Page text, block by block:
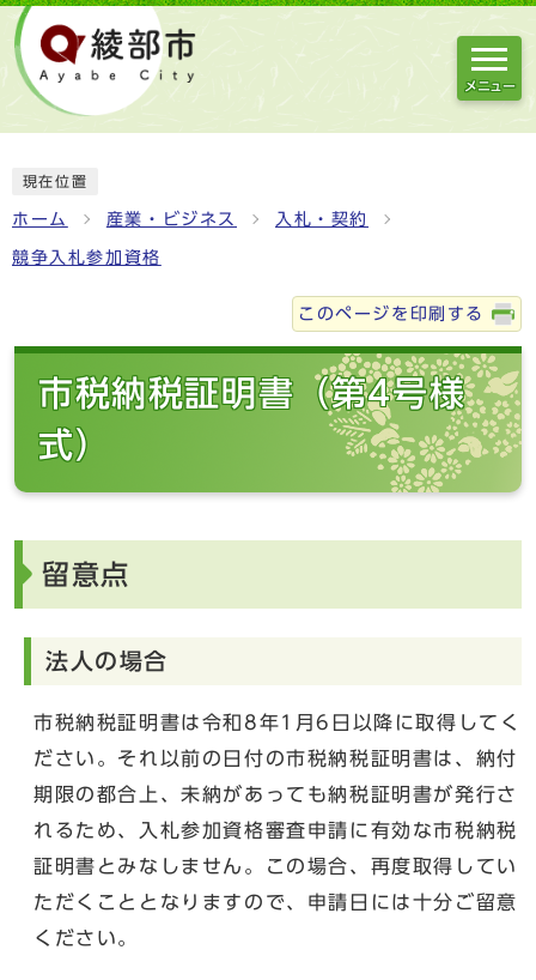
メニュー
現在位置
ホーム 産業・ビジネス 入札・契約
競争入札参加資格
このページを印刷する
市税納税証明書（第4号様
式）
留意点
法人の場合
市税納税証明書は令和8年1月6日以降に取得してく
ださい。それ以前の日付の市税納税証明書は、納付
期限の都合上、未納があっても納税証明書が発行さ
れるため、入札参加資格審査申請に有効な市税納税
証明書とみなしません。この場合、再度取得してい
ただくこととなりますので、申請日には十分ご留意
ください。